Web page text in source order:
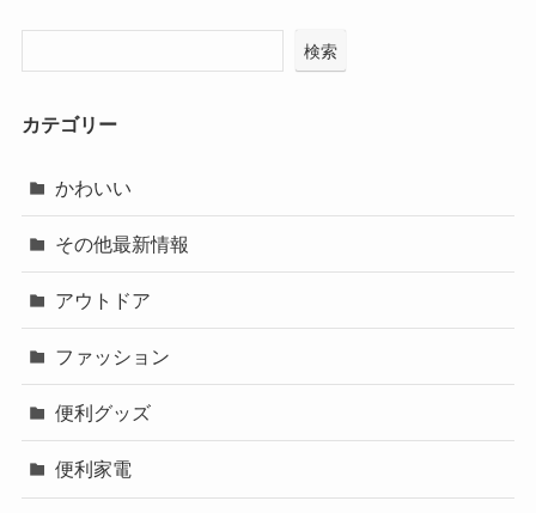
検索
カテゴリー
かわいい
その他最新情報
アウトドア
ファッション
便利グッズ
便利家電